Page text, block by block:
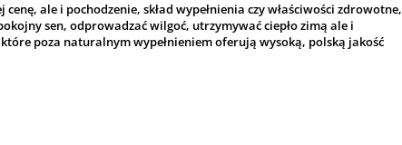
ale i pochodzenie, skład wypełnienia czy właściwości zdrowotne,
sen, odprowadzać wilgoć, utrzymywać ciepło zimą ale i
poza naturalnym wypełnieniem oferują wysoką, polską jakość